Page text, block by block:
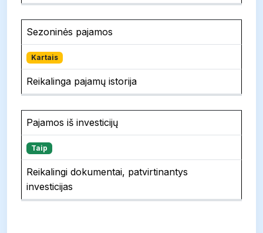
Sezoninės pajamos
Kartais
Reikalinga pajamų istorija
Pajamos iš investicijų
Taip
Reikalingi dokumentai, patvirtinantys
investicijas